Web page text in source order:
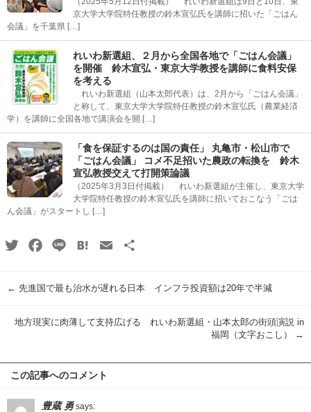
京大学大学院特任教授の鈴木宣弘氏を講師に招いた「ごはん
会議」を千葉県 […]
れいわ新選組、２月から全国各地で「ごはん会議」
を開催 鈴木宣弘・東京大学教授を講師に食料安保
を考える
れいわ新選組（山本太郎代表）は、2月から「ごはん会議」
と称して、東京大学大学院特任教授の鈴木宣弘氏（農業経済
学）を講師に全国各地で講演会を開 […]
「食を保証するのは国の責任」 丸亀市・松山市で
「ごはん会議」 コメ不足招いた農政の転換を 鈴木
宣弘教授交えて打開策論議
（2025年3月3日付掲載） れいわ新選組が主催し、東京大学
大学院特任教授の鈴木宣弘氏を講師に招いておこなう「ごは
ん会議」がスタートし […]
TwitterFacebook
Line HatenaEmail
← 先進国で最も治水が遅れる日本 インフラ投資額は20年で半減
地方現実に肉薄して支持広げる れいわ新選組・山本太郎の街頭演説 in
福岡（文字おこし）
→
この記事へのコメント
豊蔵 勇 says: